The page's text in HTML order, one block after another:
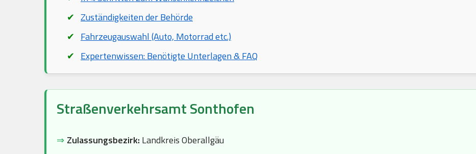
Zuständigkeiten der Behörde
Fahrzeugauswahl (Auto, Motorrad etc.)
Expertenwissen: Benötigte Unterlagen & FAQ
Straßenverkehrsamt Sonthofen
⇒ Zulassungsbezirk: Landkreis Oberallgäu